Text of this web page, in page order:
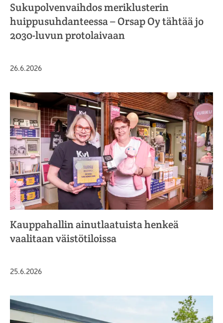
Sukupolvenvaihdos meriklusterin
huippusuhdanteessa – Orsap Oy tähtää jo
2030-luvun protolaivaan
Julkaistu
26.6.2026
Kauppahallin ainutlaatuista henkeä
vaalitaan väistötiloissa
Julkaistu
25.6.2026